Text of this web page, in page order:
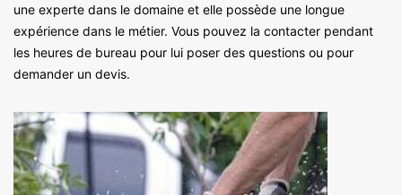
une experte dans le domaine et elle possède une longue
expérience dans le métier. Vous pouvez la contacter pendant
les heures de bureau pour lui poser des questions ou pour
demander un devis.